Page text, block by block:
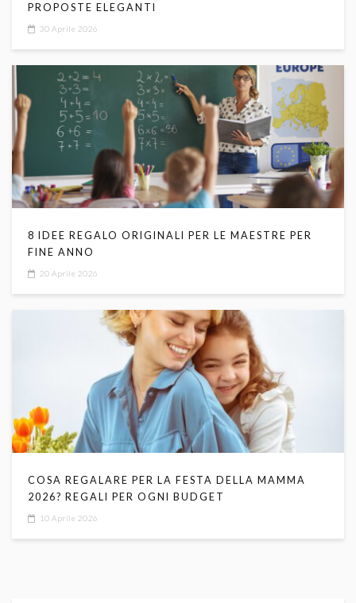
PROPOSTE ELEGANTI
30 Aprile 2026
8 IDEE REGALO ORIGINALI PER LE MAESTRE PER
FINE ANNO
20 Aprile 2026
COSA REGALARE PER LA FESTA DELLA MAMMA
2026? REGALI PER OGNI BUDGET
10 Aprile 2026